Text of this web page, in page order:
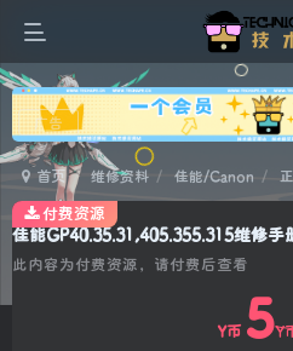
广告
首页 维修资料 佳能/Canon
佳能GP40.35.31,405.355.315维修手
此内容为付费资源，请付费后查看
Y币 5Y
付费资源